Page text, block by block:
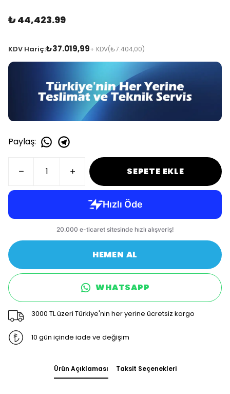
₺ 44,423.99
KDV Hariç:₺37.019,99+ KDV(₺7.404,00)
Paylaş:
SEPETE EKLE
HEMEN AL
WHATSAPP
3000 TL üzeri Türkiye'nin her yerine ücretsiz kargo
10 gün içinde iade ve değişim
Ürün Açıklaması Taksit Seçenekleri